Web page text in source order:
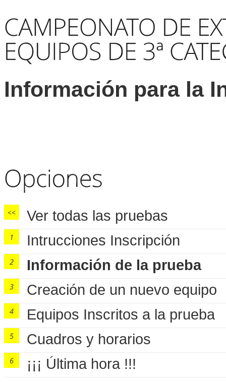
Información para la
Ver todas las pruebas
Intrucciones Inscripción
Información de la prueba
Creación de un nuevo equipo
Equipos Inscritos a la prueba
Cuadros y horarios
¡¡¡ Última hora !!!